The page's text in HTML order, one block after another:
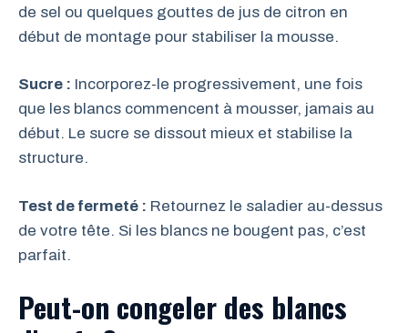
de sel ou quelques gouttes de jus de citron en
début de montage pour stabiliser la mousse.
Sucre : Incorporez-le progressivement, une fois
que les blancs commencent à mousser, jamais au
début. Le sucre se dissout mieux et stabilise la
structure.
Test de fermeté : Retournez le saladier au-dessus
de votre tête. Si les blancs ne bougent pas, c’est
parfait.
Peut-on congeler des blancs